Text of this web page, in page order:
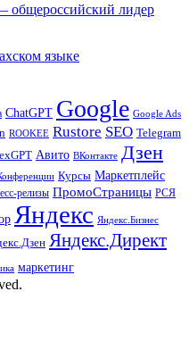
лидер
языке
ChatGPT Google Google Ads
ROOKEE Rustore SEO Telegram
Авито ВКонтакте Дзен
Курсы Маркетплейс
релизы ПромоСтраницы РСЯ
Яндекс Яндекс.Бизнес
Яндекс.Директ
маркетинг